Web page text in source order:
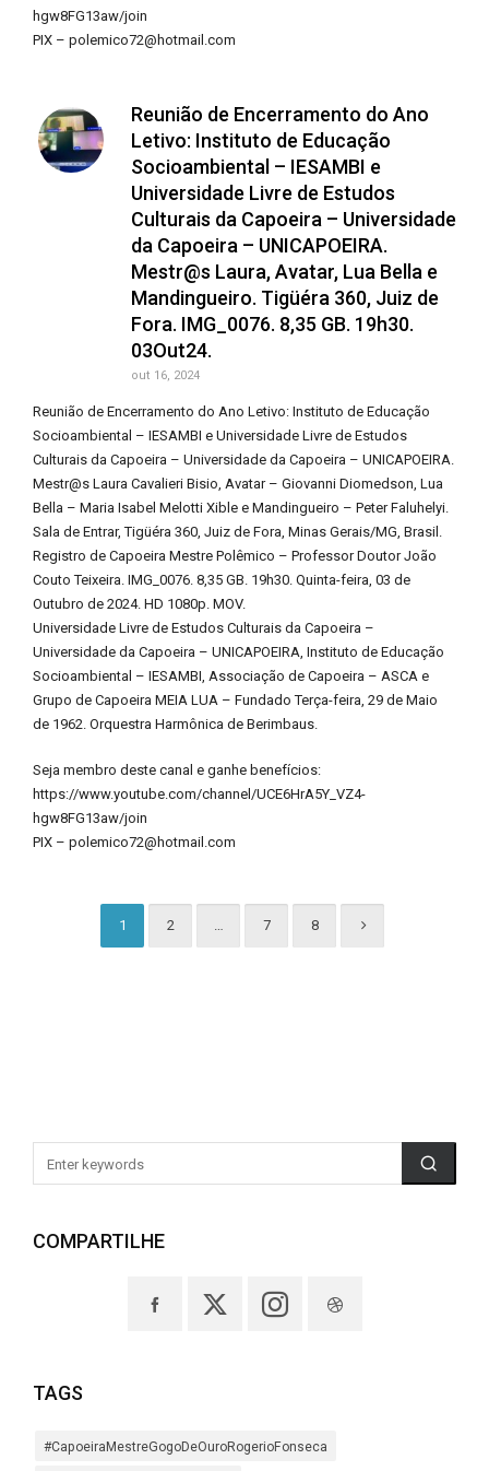
hgw8FG13aw/join
PIX – polemico72@hotmail.com
Reunião de Encerramento do Ano
Letivo: Instituto de Educação
Socioambiental – IESAMBI e
Universidade Livre de Estudos
Culturais da Capoeira – Universidade
da Capoeira – UNICAPOEIRA.
Mestr@s Laura, Avatar, Lua Bella e
Mandingueiro. Tigüéra 360, Juiz de
Fora. IMG_0076. 8,35 GB. 19h30.
03Out24.
out 16, 2024
Reunião de Encerramento do Ano Letivo: Instituto de Educação
Socioambiental – IESAMBI e Universidade Livre de Estudos
Culturais da Capoeira – Universidade da Capoeira – UNICAPOEIRA.
Mestr@s Laura Cavalieri Bisio, Avatar – Giovanni Diomedson, Lua
Bella – Maria Isabel Melotti Xible e Mandingueiro – Peter Faluhelyi.
Sala de Entrar, Tigüéra 360, Juiz de Fora, Minas Gerais/MG, Brasil.
Registro de Capoeira Mestre Polêmico – Professor Doutor João
Couto Teixeira. IMG_0076. 8,35 GB. 19h30. Quinta-feira, 03 de
Outubro de 2024. HD 1080p. MOV.
Universidade Livre de Estudos Culturais da Capoeira –
Universidade da Capoeira – UNICAPOEIRA, Instituto de Educação
Socioambiental – IESAMBI, Associação de Capoeira – ASCA e
Grupo de Capoeira MEIA LUA – Fundado Terça-feira, 29 de Maio
de 1962. Orquestra Harmônica de Berimbaus.
Seja membro deste canal e ganhe benefícios:
https://www.youtube.com/channel/UCE6HrA5Y_VZ4-
hgw8FG13aw/join
PIX – polemico72@hotmail.com
1 2 … 7 8
COMPARTILHE
TAGS
#CapoeiraMestreGogoDeOuroRogerioFonseca